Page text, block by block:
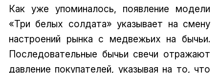
Как уже упоминалось, появление модели
«Три белых солдата» указывает на смену
настроений рынка с медвежьих на бычьи.
Последовательные бычьи свечи отражают
давление покупателей, указывая на то, что